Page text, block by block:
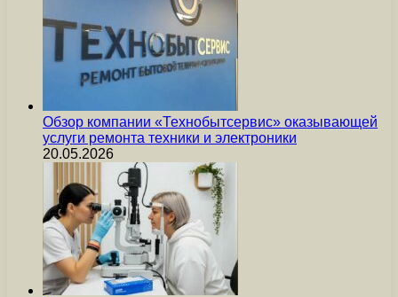
Обзор компании «Технобытсервис» оказывающей
услуги ремонта техники и электроники
20.05.2026